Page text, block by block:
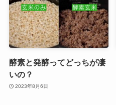
酵素と発酵ってどっちが凄
いの？
2023年8月6日